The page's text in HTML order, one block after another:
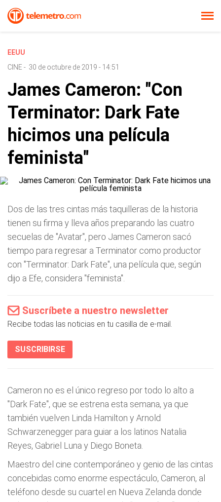
EEUU
CINE- 30 de octubre de 2019 - 14:51
James Cameron: "Con
Terminator: Dark Fate
hicimos una película
feminista"
Dos de las tres cintas más taquilleras de la historia
tienen su firma y lleva años preparando las cuatro
secuelas de "Avatar", pero James Cameron sacó
tiempo para regresar a Terminator como productor
con "Terminator: Dark Fate", una película que, según
dijo a Efe, considera "feminista".
Suscríbete a nuestro newsletter
Recibe todas las noticias en tu casilla de e-mail.
SUSCRIBIRSE
Cameron no es el único regreso por todo lo alto a
"Dark Fate", que se estrena esta semana, ya que
también vuelven Linda Hamilton y Arnold
Schwarzenegger para guiar a los latinos Natalia
Reyes, Gabriel Luna y Diego Boneta.
Maestro del cine contemporáneo y genio de las cintas
concebidas como enorme espectáculo, Cameron, al
teléfono desde su cuartel en Nueva Zelanda donde